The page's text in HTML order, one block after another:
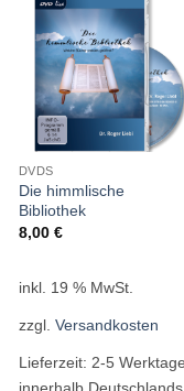
DVDS
Die himmlische
Bibliothek
8,00 €
inkl. 19 % MwSt.
zzgl. Versandkosten
Lieferzeit: 2-5 Werktage